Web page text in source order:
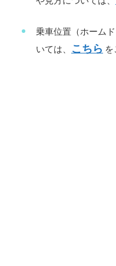
乗車位置（ホーム
いては、
こちら を